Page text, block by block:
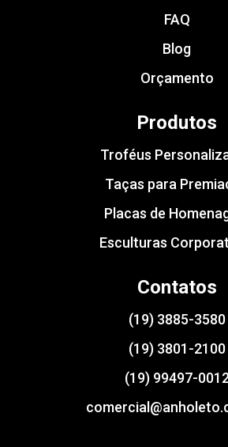
FAQ
Blog
Orçamento
Produtos
Troféus
Taças para
Placas de
Esculturas
Contatos
(19) 3885-3580
(19) 3801-2100
(19) 99497-